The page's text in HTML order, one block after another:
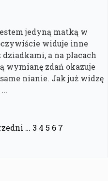
jedyną matką w
widuje inne
a na placach
wymianę zdań okazuje
nianie. Jak już widzę
… 3 4 5 6 7